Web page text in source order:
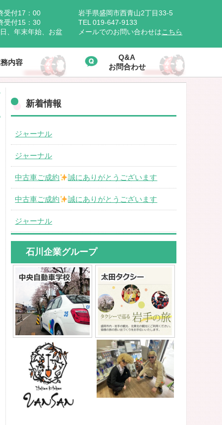
岩手県盛岡市西青山2丁目33-5
TEL 019-647-9133
メールでのお問い合わせはこちら
付17：00
15：30
、年末年始、お盆
内容
Q&A
お問合わせ
新着情報
ジャーナル
ジャーナル
中古車ご成約 誠にありがとうございます
中古車ご成約 誠にありがとうございます
ジャーナル
石川企業グループ